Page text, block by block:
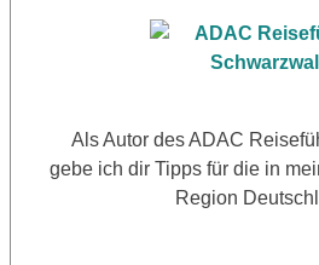
Als Autor des ADAC
gebe ich dir Tipps für die in
Region